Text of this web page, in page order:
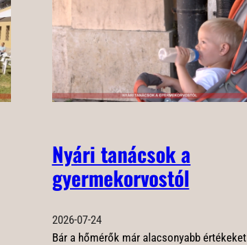
Nyári tanácsok a
gyermekorvostól
2026-07-24
Bár a hőmérők már alacsonyabb értékeket